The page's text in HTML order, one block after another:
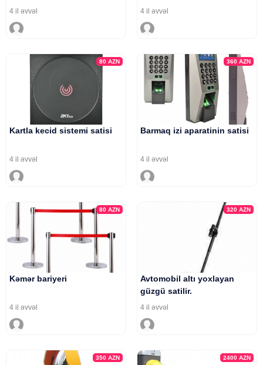
4 il əvvəl 4 il əvvəl
80AZN
Kartla kecid sistemi satisi
4 il əvvəl
360 AZN
Barmaq izi aparatinin satisi
4 il əvvəl
80AZN
Kəmər bariyeri
4 il əvvəl
320 AZN
Avtomobil altı yoxlayan
güzgü satilir.
4 il əvvəl
350AZN 2400 AZN